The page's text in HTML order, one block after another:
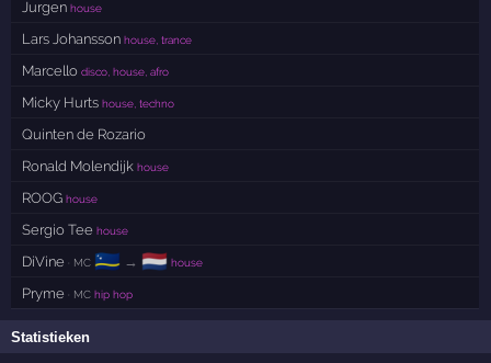
Jurgen house
Lars Johansson house, trance
Marcello disco, house, afro
Micky Hurts house, techno
Quinten de Rozario
Ronald Molendijk house
ROOG house
Sergio Tee house
DiVine · MC 🇨🇼 → 🇳🇱 house
Pryme · MC hip hop
Statistieken